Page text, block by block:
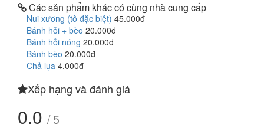
Các sản phẩm khác có cùng nhà cung cấp
Nui xương (tô đặc biệt) 45.000đ
Bánh hỏi + bèo 20.000đ
Bánh hỏi nóng 20.000đ
Bánh bèo 20.000đ
Chả lụa 4.000đ
Xếp hạng và đánh giá
0.0 / 5